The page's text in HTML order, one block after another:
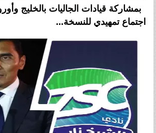
بمشاركة قيادات الجاليات بالخليج
اجتماع تمهيدي للنسخة...